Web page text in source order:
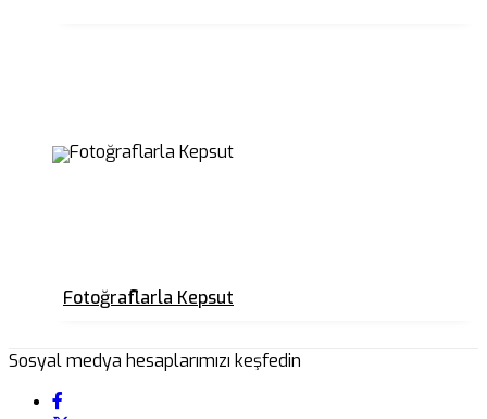
Fotoğraflarla Kepsut
Sosyal medya hesaplarımızı keşfedin